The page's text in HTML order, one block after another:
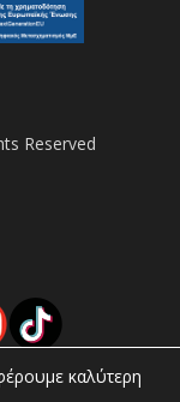
Reserved
καλύτερη